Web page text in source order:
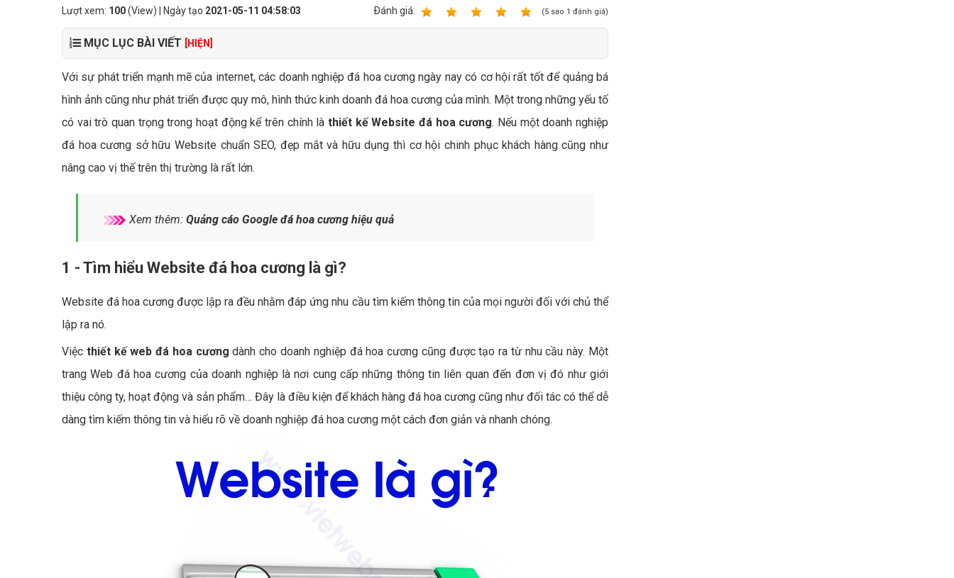
Bảng giá quảng cáo Facebook
Bảng giá quản trị Website
Bảng giá quản trị Fanpage Facebook
Bảng giá SEO Website
Lượt xem: 100(View) | Ngày tạo 2021-05-11 04:58:03 Ðánh giá: (5 sao 1 đánh giá)
MỤC LỤC BÀI VIẾT [HIỆN]
Với sự phát triển mạnh mẽ của internet, các doanh nghiệp đá hoa cương ngày nay có cơ hội rất tốt để quảng bá
hình ảnh cũng như phát triển được quy mô, hình thức kinh doanh đá hoa cương của mình. Một trong những yếu tố
có vai trò quan trọng trong hoạt động kể trên chính là thiết kế Website đá hoa cương. Nếu một doanh nghiệp
đá hoa cương sở hữu Website chuẩn SEO, đẹp mắt và hữu dụng thì cơ hội chinh phục khách hàng cũng như
nâng cao vị thế trên thị trường là rất lớn.
Xem thêm: Quảng cáo Google đá hoa cương hiệu quả
1 - Tìm hiểu Website đá hoa cương là gì?
Website đá hoa cương được lập ra đều nhằm đáp ứng nhu cầu tìm kiếm thông tin của mọi người đối với chủ thể
lập ra nó.
Việc thiết kế web đá hoa cương dành cho doanh nghiệp đá hoa cương cũng được tạo ra từ nhu cầu này. Một
trang Web đá hoa cương của doanh nghiệp là nơi cung cấp những thông tin liên quan đến đơn vị đó như giới
thiệu công ty, hoạt động và sản phẩm… Đây là điều kiện để khách hàng đá hoa cương cũng như đối tác có thể dễ
dàng tìm kiếm thông tin và hiểu rõ về doanh nghiệp đá hoa cương một cách đơn giản và nhanh chóng.